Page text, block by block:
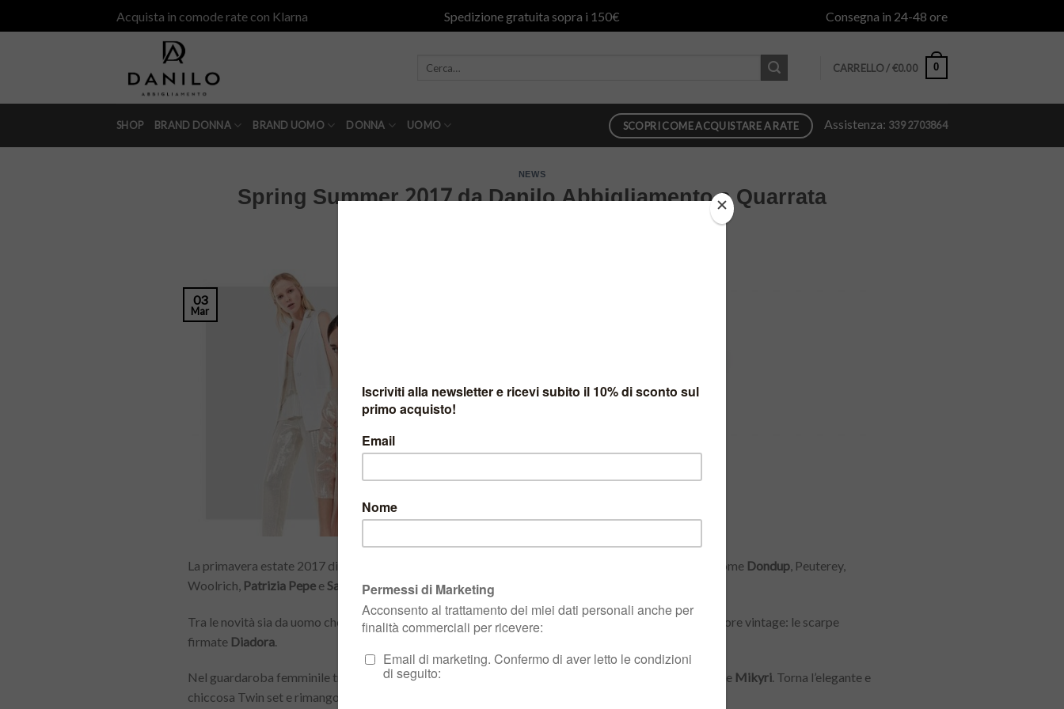
to
Acquista in comode rate con Klarna Spedizione gratuita sopra i 150€ Consegna in 24-48 ore
CARRELLO /€0.00 0
SHOP BRAND DONNA BRAND UOMO DONNA UOMO SCOPRI COME ACQUISTARE A RATE Assistenza: 339 2703864
NEWS
Spring Summer 2017 da Danilo Abbigliamento a Quarrata
03
Mar
La primavera estate 2017 di Danilo Abbigliamento porta un’aria di novità. Rimangono solidi brand come Dondup , Peuterey,
Woolrich, Patrizia Pepe e Save the Duck, ma si aggiungono nuovi brand.
Tra le novità sia da uomo che da donna troverete American Vintage
, Fuck e un grande ritorno dal sapore vintage: le scarpe
firmate Diadora
Nel guardaroba femminile troverete tra le novità assolute: Ash, , All Mustar, Kengstar e Mikyri. Torna l’elegante e
chiccosa Twin set e rimangono le stravaganti Department 5, Semicouture, Jucca e molte altre.